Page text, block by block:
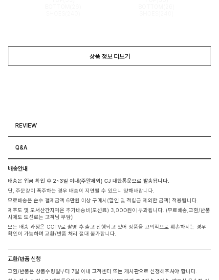
상품 정보 더보기
REVIEW
Q&A
배송안내
배송은 입금 확인 후 2~3일 이내(주말제외) CJ 대한통운으로 발송됩니다.
단, 주문량이 폭주하는 경우 배송이 지연될 수 있으니 양해바랍니다.
무료배송은 순수 결제금액 6만원 이상 구매시(할인 및 적립금 제외한 금액) 적용됩니다.
제주도 및 도서산간지역은 추가배송비(도선료) 3,000원이 부과됩니다. (무료배송,교환/반품
시에도 도선료는 고객님 부담)
모든 배송 과정은 CCTV로 촬영 후 출고 진행되고 있어 상품을 고의적으로 훼손하시는 경우
확인이 가능하며 교환/반품 처리 절대 불가합니다.
교환/반품 신청
교환/반품은 상품수령일부터 7일 이내 고객센터 또는 게시판으로 신청해주셔야 합니다.